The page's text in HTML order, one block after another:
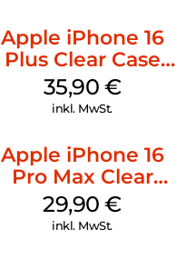
Apple iPhone 16
Plus Clear Case
MagSafe
Transparent
35,90 €
inkl. MwSt.
Apple iPhone 16
Pro Max Clear
Case MagSafe
Transparent
29,90€
inkl. MwSt.